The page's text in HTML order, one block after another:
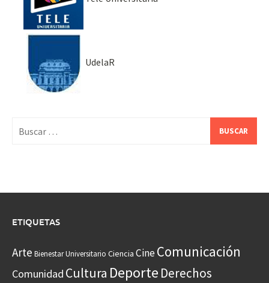
UdelaR
ETIQUETAS
Arte Bienestar Universitario Ciencia CineComunicación
Comunidad Cultura Deporte Derechos